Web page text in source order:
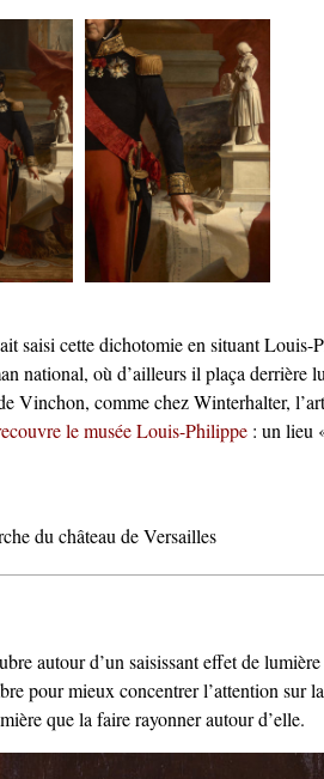
saisi cette dichotomie en situant
national, où d’ailleurs il plaça derrière
Vinchon, comme chez Winterhalter,
le musée Louis-Philippe : un lieu
du château de Versailles
autour d’un saisissant effet de
pour mieux concentrer l’attention sur
que la faire rayonner autour d’elle.